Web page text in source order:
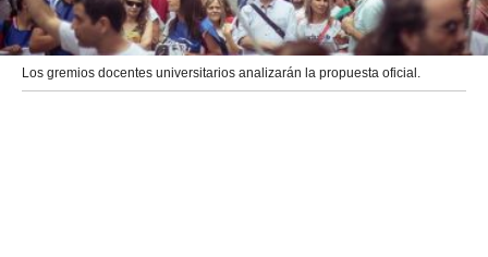
Los gremios docentes universitarios analizarán la propuesta oficial.